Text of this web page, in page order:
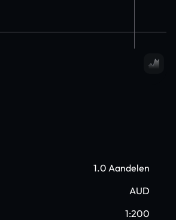
1.0 Aandelen
AUD
1:200